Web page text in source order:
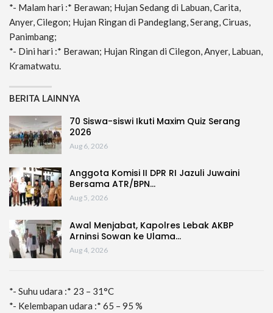
*- Malam hari :* Berawan; Hujan Sedang di Labuan, Carita,
Anyer, Cilegon; Hujan Ringan di Pandeglang, Serang, Ciruas,
Panimbang;
*- Dini hari :* Berawan; Hujan Ringan di Cilegon, Anyer, Labuan,
Kramatwatu.
BERITA LAINNYA
70 Siswa-siswi Ikuti Maxim Quiz Serang
2026
Aug 6, 2026
Anggota Komisi II DPR RI Jazuli Juwaini
Bersama ATR/BPN…
Aug 5, 2026
Awal Menjabat, Kapolres Lebak AKBP
Arninsi Sowan ke Ulama…
Aug 4, 2026
*- Suhu udara :* 23 – 31°C
*- Kelembapan udara :* 65 – 95 %